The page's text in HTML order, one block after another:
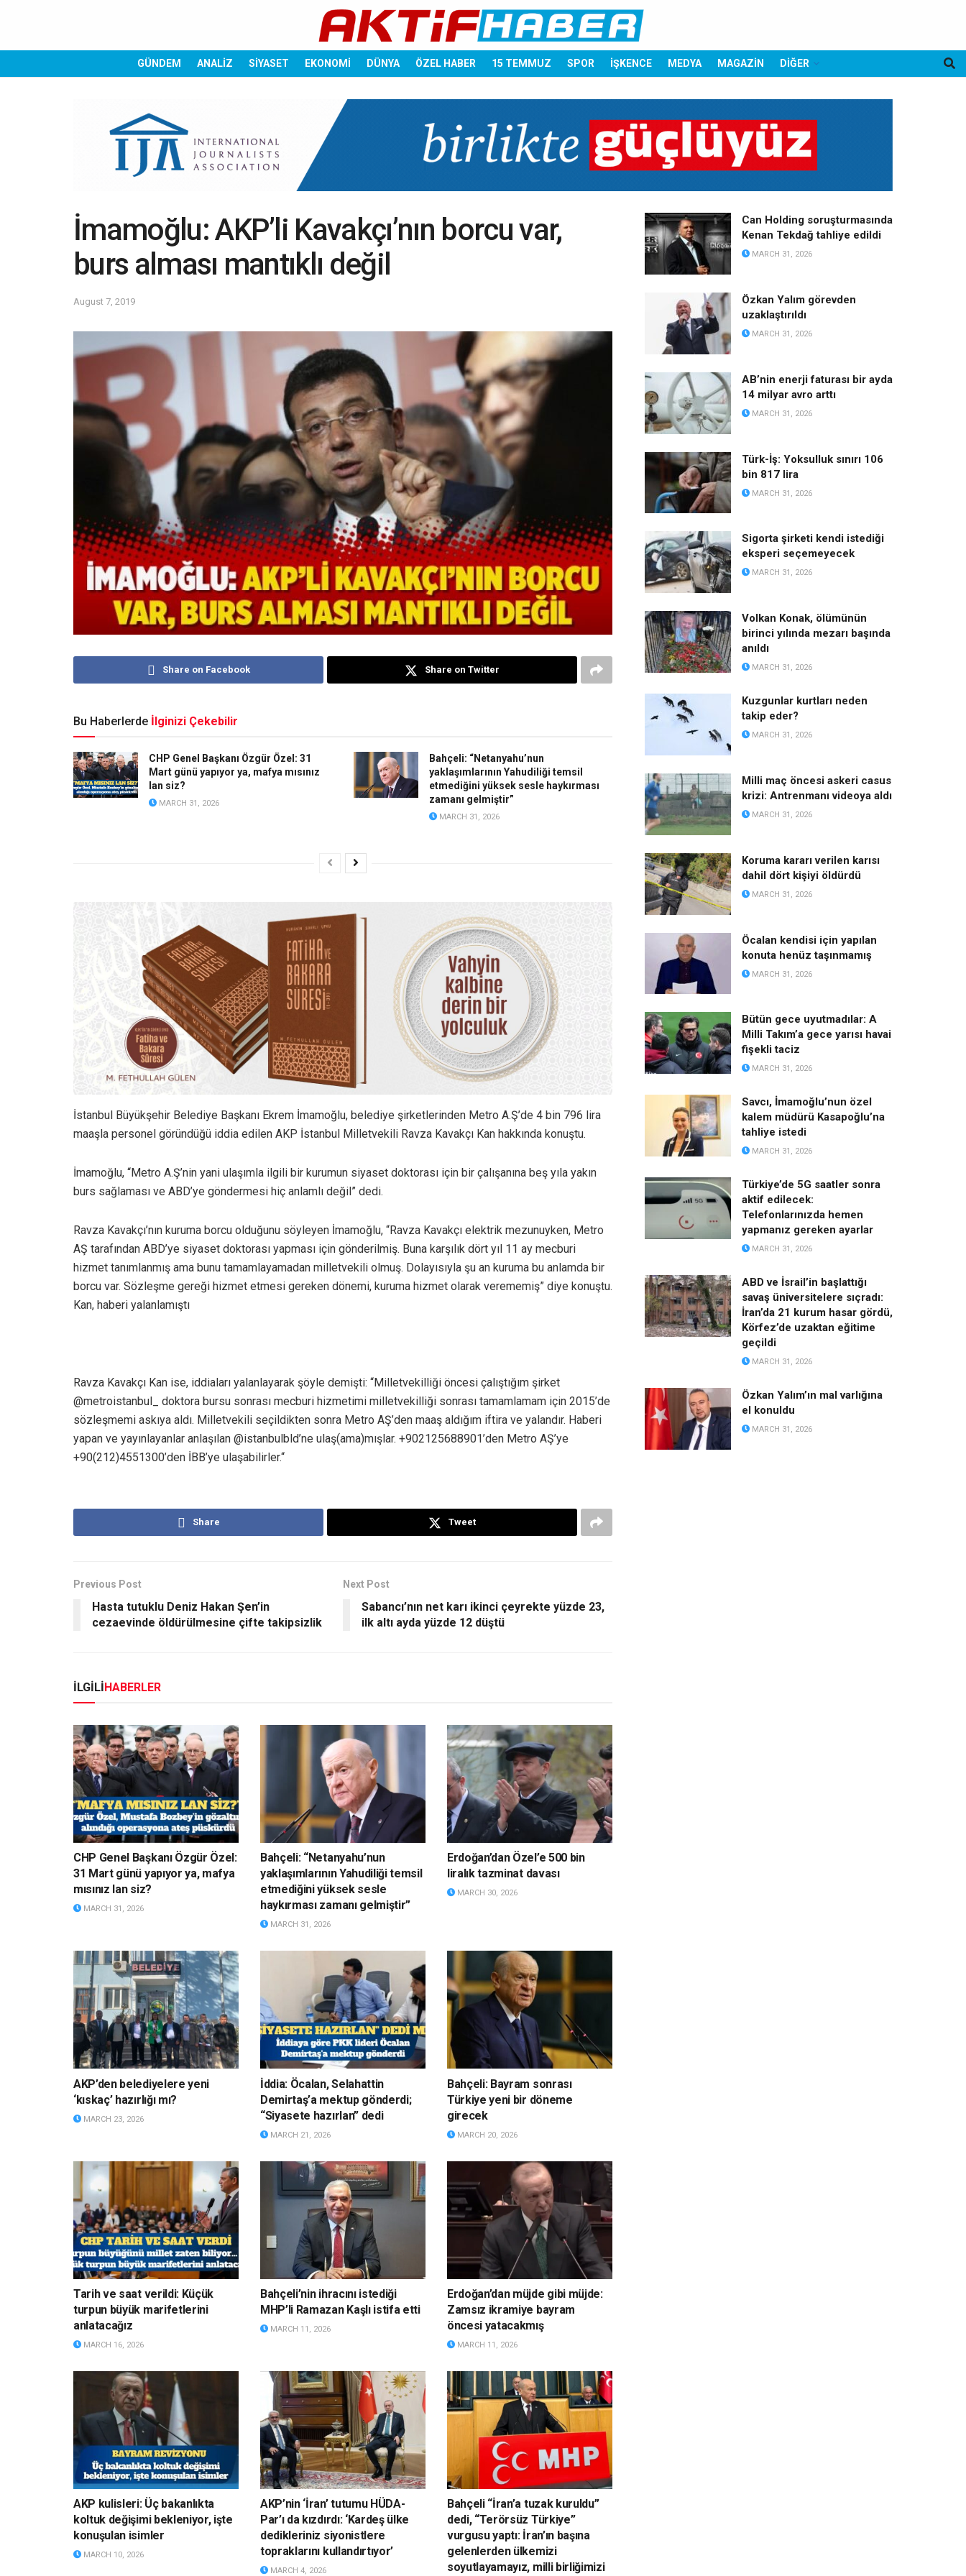
GÜNDEM ANALİZ SİYASET EKONOMİ DÜNYA ÖZEL HABER 15 TEMMUZ SPOR İŞKENCE MEDYA MAGAZİN DİĞER
İmamoğlu: AKP’li Kavakçı’nın borcu var,
burs alması mantıklı değil
August 7, 2019
Share on Facebook Share on Twitter
Bu Haberlerde İlginizi Çekebilir
CHP Genel Başkanı Özgür Özel: 31
Mart günü yapıyor ya, mafya mısınız
lan siz?
MARCH 31, 2026
Bahçeli: “Netanyahu’nun
yaklaşımlarının Yahudiliği temsil
etmediğini yüksek sesle haykırması
zamanı gelmiştir”
MARCH 31, 2026
İstanbul Büyükşehir Belediye Başkanı Ekrem İmamoğlu, belediye şirketlerinden Metro A.Ş’de 4 bin 796 lira
maaşla personel göründüğü iddia edilen AKP İstanbul Milletvekili Ravza Kavakçı Kan hakkında konuştu.
İmamoğlu, “Metro A.Ş’nin yani ulaşımla ilgili bir kurumun siyaset doktorası için bir çalışanına beş yıla yakın
burs sağlaması ve ABD’ye göndermesi hiç anlamlı değil” dedi.
Ravza Kavakçı’nın kuruma borcu olduğunu söyleyen İmamoğlu, “Ravza Kavakçı elektrik mezunuyken, Metro
AŞ tarafından ABD’ye siyaset doktorası yapması için gönderilmiş. Buna karşılık dört yıl 11 ay mecburi
hizmet tanımlanmış ama bunu tamamlayamadan milletvekili olmuş. Dolayısıyla şu an kuruma bu anlamda bir
borcu var. Sözleşme gereği hizmet etmesi gereken dönemi, kuruma hizmet olarak verememiş” diye konuştu.
Kan, haberi yalanlamıştı
Ravza Kavakçı Kan ise, iddiaları yalanlayarak şöyle demişti: “Milletvekilliği öncesi çalıştığım şirket
@metroistanbul_ doktora bursu sonrası mecburi hizmetimi milletvekilliği sonrası tamamlamam için 2015’de
sözleşmemi askıya aldı. Milletvekili seçildikten sonra Metro AŞ’den maaş aldığım iftira ve yalandır. Haberi
yapan ve yayınlayanlar anlaşılan @istanbulbld’ne ulaş(ama)mışlar. +902125688901’den Metro AŞ’ye
+90(212)4551300’den İBB’ye ulaşabilirler.“
Share Tweet
Previous Post
Hasta tutuklu Deniz Hakan Şen’in
cezaevinde öldürülmesine çifte takipsizlik
Next Post
Sabancı’nın net karı ikinci çeyrekte yüzde 23,
ilk altı ayda yüzde 12 düştü
İLGİLİHABERLER
CHP Genel Başkanı Özgür Özel:
31 Mart günü yapıyor ya, mafya
mısınız lan siz?
MARCH 31, 2026
Bahçeli: “Netanyahu’nun
yaklaşımlarının Yahudiliği temsil
etmediğini yüksek sesle
haykırması zamanı gelmiştir”
MARCH 31, 2026
Erdoğan’dan Özel’e 500 bin
liralık tazminat davası
MARCH 30, 2026
AKP’den belediyelere yeni
‘kıskaç’ hazırlığı mı?
MARCH 23, 2026
İddia: Öcalan, Selahattin
Demirtaş’a mektup gönderdi;
“Siyasete hazırlan” dedi
MARCH 21, 2026
Bahçeli: Bayram sonrası
Türkiye yeni bir döneme
girecek
MARCH 20, 2026
Tarih ve saat verildi: Küçük
turpun büyük marifetlerini
anlatacağız
MARCH 16, 2026
Bahçeli’nin ihracını istediği
MHP’li Ramazan Kaşlı istifa etti
MARCH 11, 2026
Erdoğan’dan müjde gibi müjde:
Zamsız ikramiye bayram
öncesi yatacakmış
MARCH 11, 2026
AKP kulisleri: Üç bakanlıkta
koltuk değişimi bekleniyor, işte
konuşulan isimler
MARCH 10, 2026
AKP’nin ‘İran’ tutumu HÜDA-
Par’ı da kızdırdı: ‘Kardeş ülke
dedikleriniz siyonistlere
topraklarını kullandırtıyor’
MARCH 4, 2026
Bahçeli “İran’a tuzak kuruldu”
dedi, “Terörsüz Türkiye”
vurgusu yaptı: İran’ın başına
gelenlerden ülkemizi
soyutlayamayız, milli birliğimizi
Can Holding soruşturmasında
Kenan Tekdağ tahliye edildi
MARCH 31, 2026
Özkan Yalım görevden
uzaklaştırıldı
MARCH 31, 2026
AB’nin enerji faturası bir ayda
14 milyar avro arttı
MARCH 31, 2026
Türk-İş: Yoksulluk sınırı 106
bin 817 lira
MARCH 31, 2026
Sigorta şirketi kendi istediği
eksperi seçemeyecek
MARCH 31, 2026
Volkan Konak, ölümünün
birinci yılında mezarı başında
anıldı
MARCH 31, 2026
Kuzgunlar kurtları neden
takip eder?
MARCH 31, 2026
Milli maç öncesi askeri casus
krizi: Antrenmanı videoya aldı
MARCH 31, 2026
Koruma kararı verilen karısı
dahil dört kişiyi öldürdü
MARCH 31, 2026
Öcalan kendisi için yapılan
konuta henüz taşınmamış
MARCH 31, 2026
Bütün gece uyutmadılar: A
Milli Takım’a gece yarısı havai
fişekli taciz
MARCH 31, 2026
Savcı, İmamoğlu’nun özel
kalem müdürü Kasapoğlu’na
tahliye istedi
MARCH 31, 2026
Türkiye’de 5G saatler sonra
aktif edilecek:
Telefonlarınızda hemen
yapmanız gereken ayarlar
MARCH 31, 2026
ABD ve İsrail’in başlattığı
savaş üniversitelere sıçradı:
İran’da 21 kurum hasar gördü,
Körfez’de uzaktan eğitime
geçildi
MARCH 31, 2026
Özkan Yalım’ın mal varlığına
el konuldu
MARCH 31, 2026